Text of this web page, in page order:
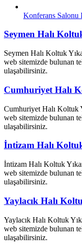
Konferans Salonu
Seymen Halı
Seymen Halı Koltuk
web sitemizde bulunan
ulaşabilirsiniz.
Cumhuriyet Halı
Cumhuriyet Halı Koltuk
web sitemizde bulunan
ulaşabilirsiniz.
İntizam Halı
İntizam Halı Koltuk
web sitemizde bulunan
ulaşabilirsiniz.
Yaylacık Halı
Yaylacık Halı Koltuk
web sitemizde bulunan
ulaşabilirsiniz.